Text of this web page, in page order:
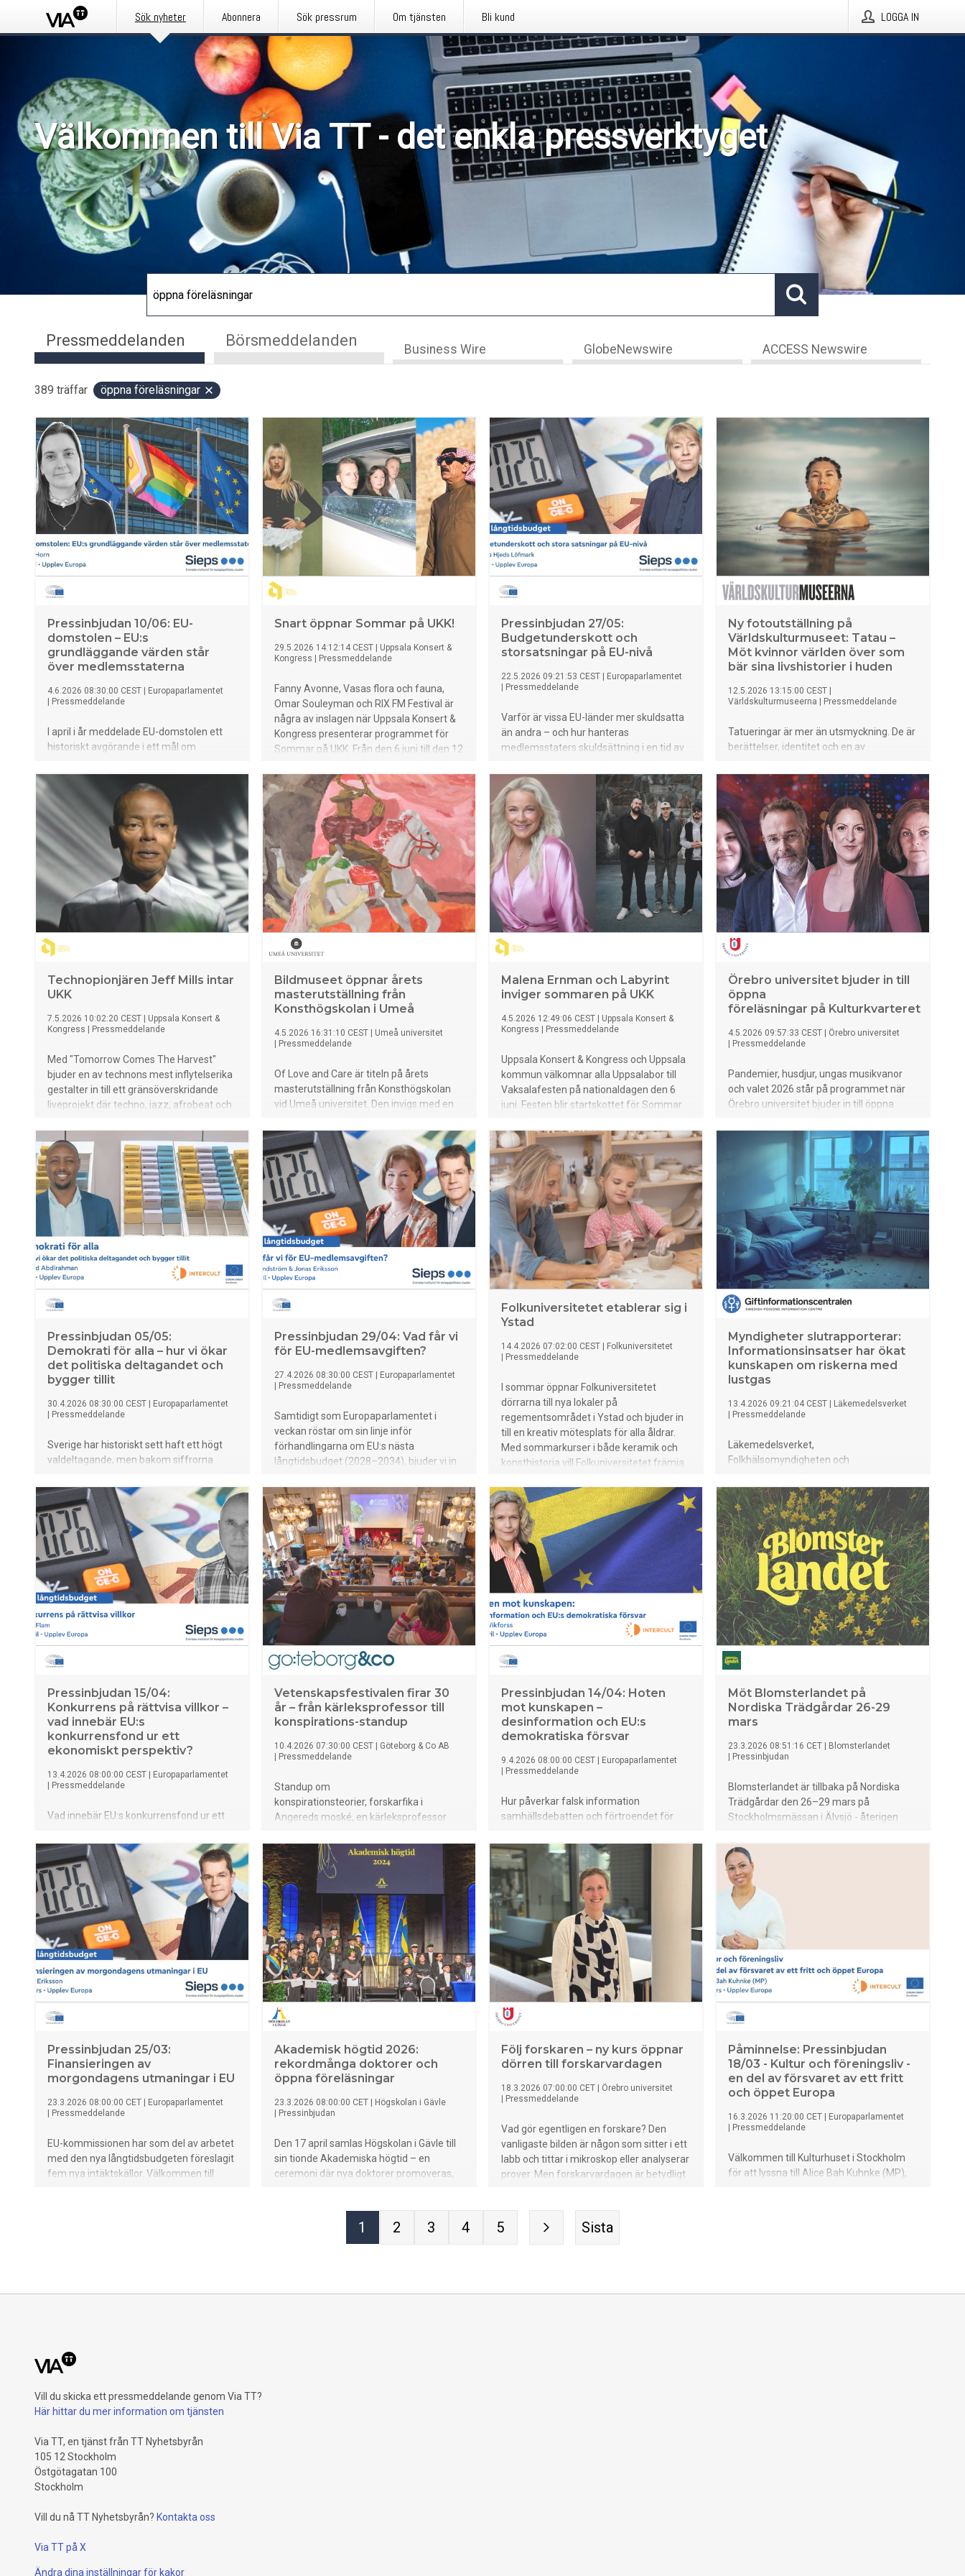
Sök nyheter Abonnera Sök pressrum Om tjänsten Bli kund LOGGA IN
Välkommen till Via TT - det enkla pressverktyget
Pressmeddelanden Börsmeddelanden Business Wire GlobeNewswire ACCESS Newswire
389 träffar öppna föreläsningar
Pressinbjudan 10/06: EU-
domstolen – EU:s
grundläggande värden står
över medlemsstaterna
4.6.2026 08:30:00 CEST
Europaparlamentet
Pressmeddelande
I april i år meddelade EU-domstolen ett
historiskt avgörande i ett mål om
man slog fast att Ungerns nationella anti-
hbtqi-lagar direkt strider mot EU-
fördraget. Välkommen på en öppen
föreläsning där Anna Horn, forskare i
juridik på Sieps, analyserar domstolens
beslut och dess betydelse för det
europeiska samarbetet framöver.
Snart öppnar Sommar på UKK!
29.5.2026 14:12:14 CEST
Uppsala Konsert &
Kongress
Pressmeddelande
Fanny Avonne, Vasas flora och fauna,
Omar Souleyman och RIX FM Festival är
några av inslagen när Uppsala Konsert &
Kongress presenterar programmet för
Sommar på UKK. Från den 6 juni till den 12
torget framför UKK av konserter,
festivaler, marknader, familjeaktiviteter
och andra sommarupplevelser – alltid
med fri entré.
Pressinbjudan 27/05:
Budgetunderskott och
storsatsningar på EU-nivå
22.5.2026 09:21:53 CEST
Europaparlamentet
Pressmeddelande
Varför är vissa EU-länder mer skuldsatta
än andra – och hur hanteras
medlemsstaters skuldsättning i en tid av
Hejds Löfmark, forskare i
nationalekonomi på Sieps, upp under en
öppen föreläsning på Kulturhuset i
Stockholm den 27 maj.
Ny fotoutställning på
Världskulturmuseet: Tatau –
Möt kvinnor världen över som
bär sina livshistorier i huden
12.5.2026 13:15:00 CEST
Världskulturmuseerna
Pressmeddelande
Tatueringar är mer än utsmyckning. De är
berättelser, identitet och en av
nya fotoutställningen Tatau på
Världskulturmuseet möter besökaren
tatuerade kvinnor från olika delar av
världen. Genom porträtt och personliga
historier träder kroppen fram som ett
arkiv av minnen, identitet och tillhörighet.
Men här finns också smärta och
motstånd.
Technopionjären Jeff Mills intar
UKK
7.5.2026 10:02:20 CEST
Uppsala Konsert &
Kongress
Pressmeddelande
Med "Tomorrow Comes The Harvest"
bjuder en av technons mest inflytelserika
gestalter in till ett gränsöverskridande
liveprojekt där techno, jazz, afrobeat och
augusti kommer Jeff Mills till Uppsala
Konsert & Kongress.
Bildmuseet öppnar årets
masterutställning från
Konsthögskolan i Umeå
4.5.2026 16:31:10 CEST
Umeå universitet
Pressmeddelande
Of Love and Care är titeln på årets
masterutställning från Konsthögskolan
vid Umeå universitet. Den invigs med en
maj: tal, performance, visningar,
livemusik, DJ, bar och restaurang. Varmt
välkommen till pressvisningen på onsdag
20 maj kl. 10.00 (O.S.A). Konstnärerna
finns på plats för att berätta om sina verk.
Malena Ernman och Labyrint
inviger sommaren på UKK
4.5.2026 12:49:06 CEST
Uppsala Konsert &
Kongress
Pressmeddelande
Uppsala Konsert & Kongress och Uppsala
kommun välkomnar alla Uppsalabor till
Vaksalafesten på nationaldagen den 6
juni. Festen blir startskottet för Sommar
Vaksala torg förvandlas till en kreativ och
händelserik mötesplats – med fri entré
hela säsongen.
Örebro universitet bjuder in till
öppna
föreläsningar på Kulturkvarteret
4.5.2026 09:57:33 CEST
Örebro universitet
Pressmeddelande
Pandemier, husdjur, ungas musikvanor
och valet 2026 står på programmet när
Örebro universitet bjuder in till öppna
nu på fredag den 8 maj klockan 14.
Pressinbjudan 05/05:
Demokrati för alla – hur vi ökar
det politiska deltagandet och
bygger tillit
30.4.2026 08:30:00 CEST
Europaparlamentet
Pressmeddelande
Sverige har historiskt sett haft ett högt
valdeltagande, men bakom siffrorna
föreläsning på Kulturhuset i Stockholm
reflekterar Ahmed Abdirahman, grundare
och VD för Stiftelsen Järvaveckan, över
hur vi kan bryta den negativa trenden där
socioekonomisk bakgrund och bostadsort
avgör graden av politiskt inflytande.
Pressinbjudan 29/04: Vad får vi
för EU-medlemsavgiften?
27.4.2026 08:30:00 CEST
Europaparlamentet
Pressmeddelande
Samtidigt som Europaparlamentet i
veckan röstar om sin linje inför
förhandlingarna om EU:s nästa
långtidsbudget (2028–2034), bjuder vi in
medlemsavgiften. Välkommen till
Kulturhuset i Stockholm den 29 april för
en öppen föreläsning med Eva Lindström,
senior rådgivare på Sieps, och Jonas
Eriksson, utredare i nationalekonomi på
Sieps.
Folkuniversitetet etablerar sig i
Ystad
14.4.2026 07:02:00 CEST
Folkuniversitetet
Pressmeddelande
I sommar öppnar Folkuniversitetet
dörrarna till nya lokaler på
regementsområdet i Ystad och bjuder in
till en kreativ mötesplats för alla åldrar.
Med sommarkurser i både keramik och
konsthistoria vill Folkuniversitetet främja
kulturlivet i sydöstra Skåne.
Myndigheter slutrapporterar:
Informationsinsatser har ökat
kunskapen om riskerna med
lustgas
13.4.2026 09:21:04 CEST
Läkemedelsverket
Pressmeddelande
Läkemedelsverket,
Folkhälsomyndigheten och
regeringsuppdraget att sprida
information om riskerna med att ta
lustgas i berusningssyfte. Efter flera
kunskapshöjande kampanjer och en ny
lagstiftning ser Giftinformationscentralen
nu en tydlig minskning i antalet samtal
om lustgasförgiftningar.
Pressinbjudan 15/04:
Konkurrens på rättvisa villkor –
vad innebär EU:s
konkurrensfond ur ett
ekonomiskt perspektiv?
13.4.2026 08:00:00 CEST
Europaparlamentet
Pressmeddelande
Vad innebär EU:s konkurrensfond ur ett
Kulturhuset i Stockholm för en öppen
föreläsning med Harry Flam,
seniorrådgivare på Sieps, som går
igenom fondens övergripande syfte och
vilka effekter den förväntas ha på den
svenska ekonomins produktivitet och
utveckling.
Vetenskapsfestivalen firar 30
år – från kärleksprofessor till
konspirations-standup
10.4.2026 07:30:00 CEST
Göteborg & Co AB
Pressmeddelande
Standup om
konspirationsteorier, forskarfika i
Angereds moské, en kärleksprofessor
som diskuterar allt från klimatångest till
psykedeliska
läkemedel. Vetenskapsfestivalen, som i
år firar 30 år, är en av Europas största
populärvetenskapliga festivaler och
lockar varje år tiotusentals besökare.
Pressinbjudan 14/04: Hoten
mot kunskapen –
desinformation och EU:s
demokratiska försvar
9.4.2026 08:00:00 CEST
Europaparlamentet
Pressmeddelande
Hur påverkar falsk information
samhällsdebatten och förtroendet för
till Kulturhuset i Stockholm för en öppen
föreläsning med Åsa Wikforss, professor i
teoretisk filosofi och ledamot i Svenska
Akademien, om hur demokratin skadas i
det digitala informationslandskapet – och
vad som krävs för att vända trenden.
Möt Blomsterlandet på
Nordiska Trädgårdar 26-29
mars
23.3.2026 08:51:16 CET
Blomsterlandet
Pressinbjudan
Blomsterlandet är tillbaka på Nordiska
Trädgårdar den 26–29 mars på
Stockholmsmässan i Älvsjö - återigen
medverkar i scenprogrammet och så
finns vi i monter A20:20 - där vi bland
annat säljer Årets pelargon och mycket
annat.
Pressinbjudan 25/03:
Finansieringen av
morgondagens utmaningar i EU
23.3.2026 08:00:00 CET
Europaparlamentet
Pressmeddelande
EU-kommissionen har som del av arbetet
med den nya långtidsbudgeten föreslagit
fem nya intäktskällor. Välkommen till
Akademisk högtid 2026:
rekordmånga doktorer och
öppna föreläsningar
23.3.2026 08:00:00 CET
Högskolan i Gävle
Pressinbjudan
Den 17 april samlas Högskolan i Gävle till
sin tionde Akademiska högtid – en
ceremoni där nya doktorer promoveras,
rekord. Journalister är välkomna.
Följ forskaren – ny kurs öppnar
dörren till forskarvardagen
18.3.2026 07:00:00 CET
Örebro universitet
Pressmeddelande
Vad gör egentligen en forskare? Den
vanligaste bilden är någon som sitter i ett
labb och tittar i mikroskop eller analyserar
prover. Men forskarvardagen är betydligt
det själva.
Påminnelse: Pressinbjudan
18/03 - Kultur och föreningsliv -
en del av försvaret av ett fritt
och öppet Europa
16.3.2026 11:20:00 CET
Europaparlamentet
Pressmeddelande
Välkommen till Kulturhuset i Stockholm
för att lyssna till Alice Bah Kuhnke (MP),
1 2 3 4 5 Sista
Vill du skicka ett pressmeddelande genom Via TT?
Här hittar du mer information om tjänsten
Via TT, en tjänst från TT Nyhetsbyrån
105 12 Stockholm
Östgötagatan 100
Stockholm
Vill du nå TT Nyhetsbyrån? Kontakta oss
Via TT på X
Ändra dina inställningar för kakor